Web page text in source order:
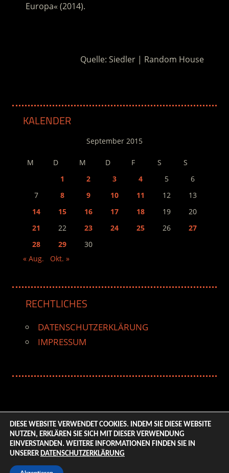
Europa« (2014).
Quelle: Siedler | Random House
KALENDER
September 2015
M D M D F S
S
1
2 3 4 5
6
7
8 9 10 11 12
13
14
15 16 17 18 19
20
21
22 23 24 25 26
27
28
29
30
« Aug.
Okt. »
RECHTLICHES
DATENSCHUTZERKLÄRUNG
IMPRESSUM
© 2026 ENTERTAINMENT BASE – Life & Style Magazine.
All Rights Reserved. | Based on
DIESE WEBSITE VERWENDET COOKIES. INDEM SIE DIESE WEBSITE
NUTZEN, ERKLÄREN SIE SICH MIT DIESER VERWENDUNG
EINVERSTANDEN. WEITERE INFORMATIONEN FINDEN SIE IN
UNSERER DATENSCHUTZERKLÄRUNG